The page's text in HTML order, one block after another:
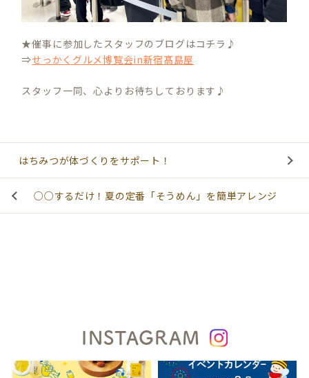
★催事に参加したスタッフのブログはコチラ♪
⇒せっかくグルメ博覧会in新宿髙島屋
スタッフ一同、心よりお待ちしております♪
はちみつが体づくりをサポート！
○○するだけ！夏の定番「そうめん」を簡単アレンジ
INSTAGRAM